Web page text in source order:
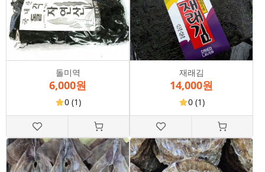
돌미역
6,000원
0 (1)
재래김
14,000원
0 (1)